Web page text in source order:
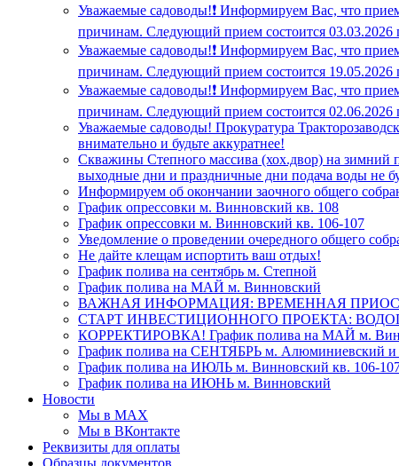
Уважаемые садоводы!❗ Информируем Вас, что
причинам. Следующий прием состоится 03.03.2026
Уважаемые садоводы!❗ Информируем Вас, что
причинам. Следующий прием состоится 19.05.2026
Уважаемые садоводы!❗ Информируем Вас, что
причинам. Следующий прием состоится 02.06.2026
Уважаемые садоводы! Прокуратура
внимательно и будьте аккуратнее!
Скважины Степного массива (хох.двор) на зимний
выходные дни и праздничные дни подача воды не
Информируем об окончании заочного общего
График опрессовки м. Винновский кв. 108
График опрессовки м. Винновский кв. 106-107
Уведомление о проведении очередного общего
Не дайте клещам испортить ваш отдых!
График полива на сентябрь м. Степной
График полива на МАЙ м. Винновский
ВАЖНАЯ ИНФОРМАЦИЯ: ВРЕМЕННАЯ
СТАРТ ИНВЕСТИЦИОННОГО ПРОЕКТА:
КОРРЕКТИРОВКА! График полива на МАЙ м.
График полива на СЕНТЯБРЬ м. Алюминиевский и
График полива на ИЮЛЬ м. Винновский кв. 106-
График полива на ИЮНЬ м. Винновский
Новости
Мы в МАХ
Мы в ВКонтакте
Реквизиты для оплаты
Образцы документов